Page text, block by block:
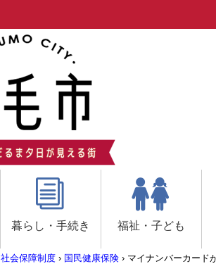
暮らし・手続き 福祉・子ども
社会保障制度 › 国民健康保険 › マイナンバーカード